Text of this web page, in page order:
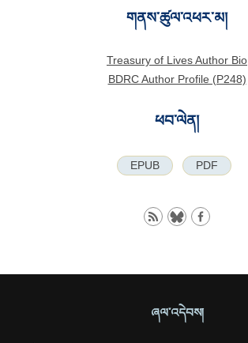
གནས་ཚུལ་འཕར་མ།
Treasury of Lives Author Bio
BDRC Author Profile (P248)
ཕབ་ལེན།
EPUB PDF
ཞལ་འདེབས།